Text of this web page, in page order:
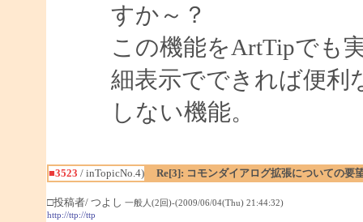
すか～？
この機能をArtTipでも
細表示でできれば便利
しない機能。
■3523 / inTopicNo.4) Re[3]: コモンダイアログ拡張についての要
□投稿者/ つよし 一般人(2回)-(2009/06/04(Thu) 21:44:32)
http://ttp://ttp